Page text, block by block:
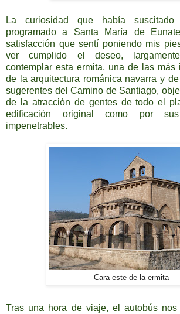
La curiosidad que había
programado a Santa María de
satisfacción que sentí poniendo mis
ver cumplido el deseo,
contemplar esta ermita, una de las más
de la arquitectura románica navarra y
sugerentes del Camino de Santiago,
de la atracción de gentes de todo el
edificación original como por
impenetrables.
Cara este de la ermita
Tras una hora de viaje, el autobús